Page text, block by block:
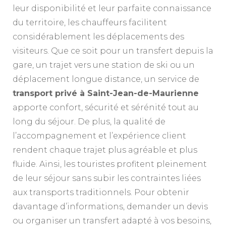
leur disponibilité et leur parfaite connaissance
du territoire, les chauffeurs facilitent
considérablement les déplacements des
visiteurs. Que ce soit pour un transfert depuis la
gare, un trajet vers une station de ski ou un
déplacement longue distance, un service de
transport privé à Saint-Jean-de-Maurienne
apporte confort, sécurité et sérénité tout au
long du séjour. De plus, la qualité de
l’accompagnement et l’expérience client
rendent chaque trajet plus agréable et plus
fluide. Ainsi, les touristes profitent pleinement
de leur séjour sans subir les contraintes liées
aux transports traditionnels. Pour obtenir
davantage d’informations, demander un devis
ou organiser un transfert adapté à vos besoins,